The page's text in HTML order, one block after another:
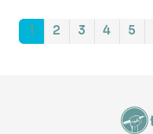
1 2 3 4 5